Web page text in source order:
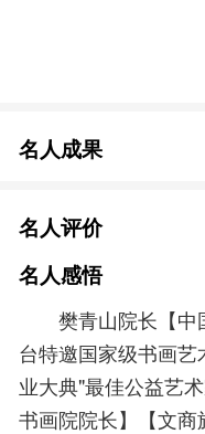
名人成果
名人评价
名人感悟
樊青山院长【中
台特邀国家级书画
业大典"最佳公益艺
书画院院长】【文商